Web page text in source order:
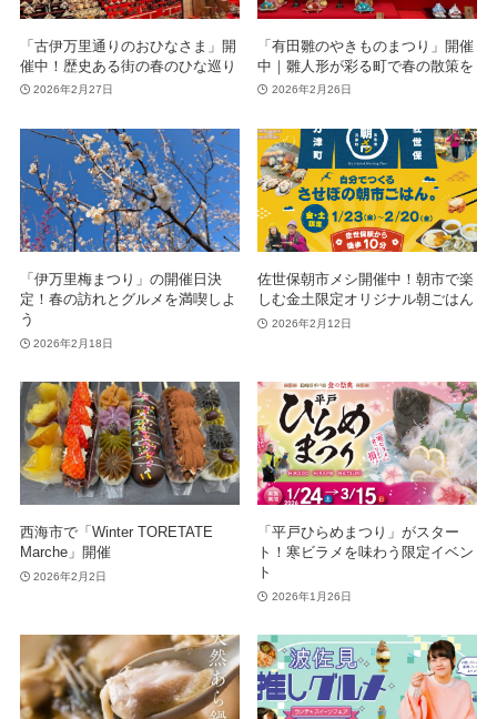
「古伊万里通りのおひなさま」開
催中！歴史ある街の春のひな巡り
2026年2月27日
「有田雛のやきものまつり」開催
中｜雛人形が彩る町で春の散策を
2026年2月26日
「伊万里梅まつり」の開催日決
定！春の訪れとグルメを満喫しよ
う
2026年2月18日
佐世保朝市メシ開催中！朝市で楽
しむ金土限定オリジナル朝ごはん
2026年2月12日
西海市で「Winter TORETATE
Marche」開催
2026年2月2日
「平戸ひらめまつり」がスター
ト！寒ビラメを味わう限定イベン
ト
2026年1月26日